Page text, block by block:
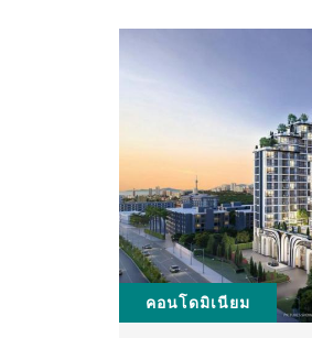
คอนโดมิเนียม